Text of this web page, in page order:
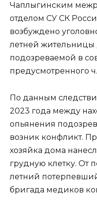
Чаплыгинским
отделом СУ СК
возбуждено
летней жительницы
подозреваемой в
предусмотренного
По данным
2023 года между
опьянения
возник конфликт.
хозяйка дома
грудную клетку. От
летний
бригада медиков